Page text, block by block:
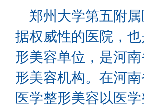
郑州大学第五附
据权威性的医院，
形美容单位，是河
形美容机构。在河
医学整形美容以医